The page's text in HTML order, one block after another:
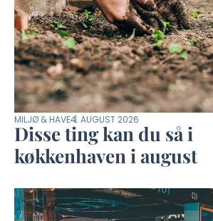
MILJØ & HAVE4. AUGUST 2026
Disse ting kan du så i
køkkenhaven i august